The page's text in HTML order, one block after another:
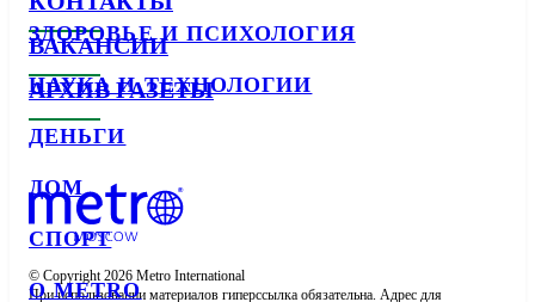
ЗДОРОВЬЕ И ПСИХОЛОГИЯ
НАУКА И ТЕХНОЛОГИИ
ДЕНЬГИ
ДОМ
СПОРТ
О METRO
ВАКАНСИИ
АРХИВ ГАЗЕТЫ
© Copyright 2026 Metro International
При использовании материалов гиперссылка обязательна. Адрес для